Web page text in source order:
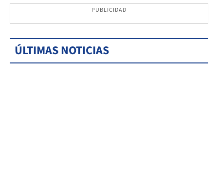
PUBLICIDAD
ÚLTIMAS NOTICIAS